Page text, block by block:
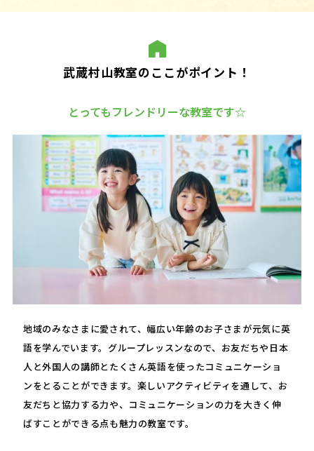
武蔵村山教室のここがポイント！
とってもフレンドリーな教室です☆
地域のみなさまに愛されて、幅広い年齢のお子さまが元気に英
語を学んでいます。グループレッスンなので、お友だちや日本
人と外国人の講師とたくさん英語を使ったコミュニケーショ
ンをとることができます。楽しいアクティビティを通して、お
友だちと協力する力や、コミュニケーションの力を大きく伸
ばすことができる点も魅力の教室です。